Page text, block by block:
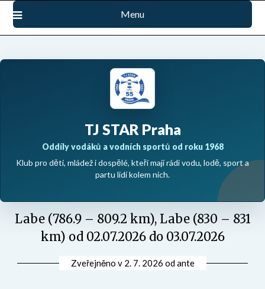
Přejdi
obsah
Menu
TJ STAR Praha
Oddíly vodáků a vodních sportů od roku 1968
Klub pro děti, mládež i dospělé, kteří mají rádi vodu, lodě, sport a
partu lidí kolem nich.
Labe (786.9 – 809.2 km), Labe (830 – 831
km) od 02.07.2026 do 03.07.2026
Zveřejněno v 2. 7. 2026 odante